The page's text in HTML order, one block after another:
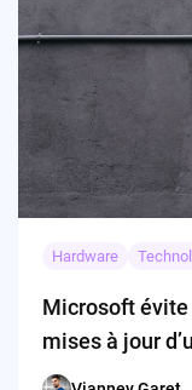
Hardware
Microsoft évite
mises à jour